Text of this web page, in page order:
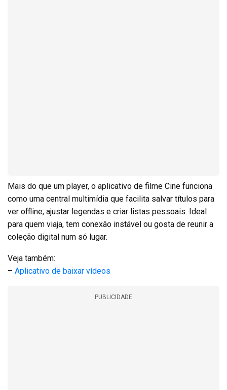
Mais do que um player, o aplicativo de filme Cine funciona
como uma central multimídia que facilita salvar títulos para
ver offline, ajustar legendas e criar listas pessoais. Ideal
para quem viaja, tem conexão instável ou gosta de reunir a
coleção digital num só lugar.
Veja também:
– Aplicativo de baixar vídeos
PUBLICIDADE